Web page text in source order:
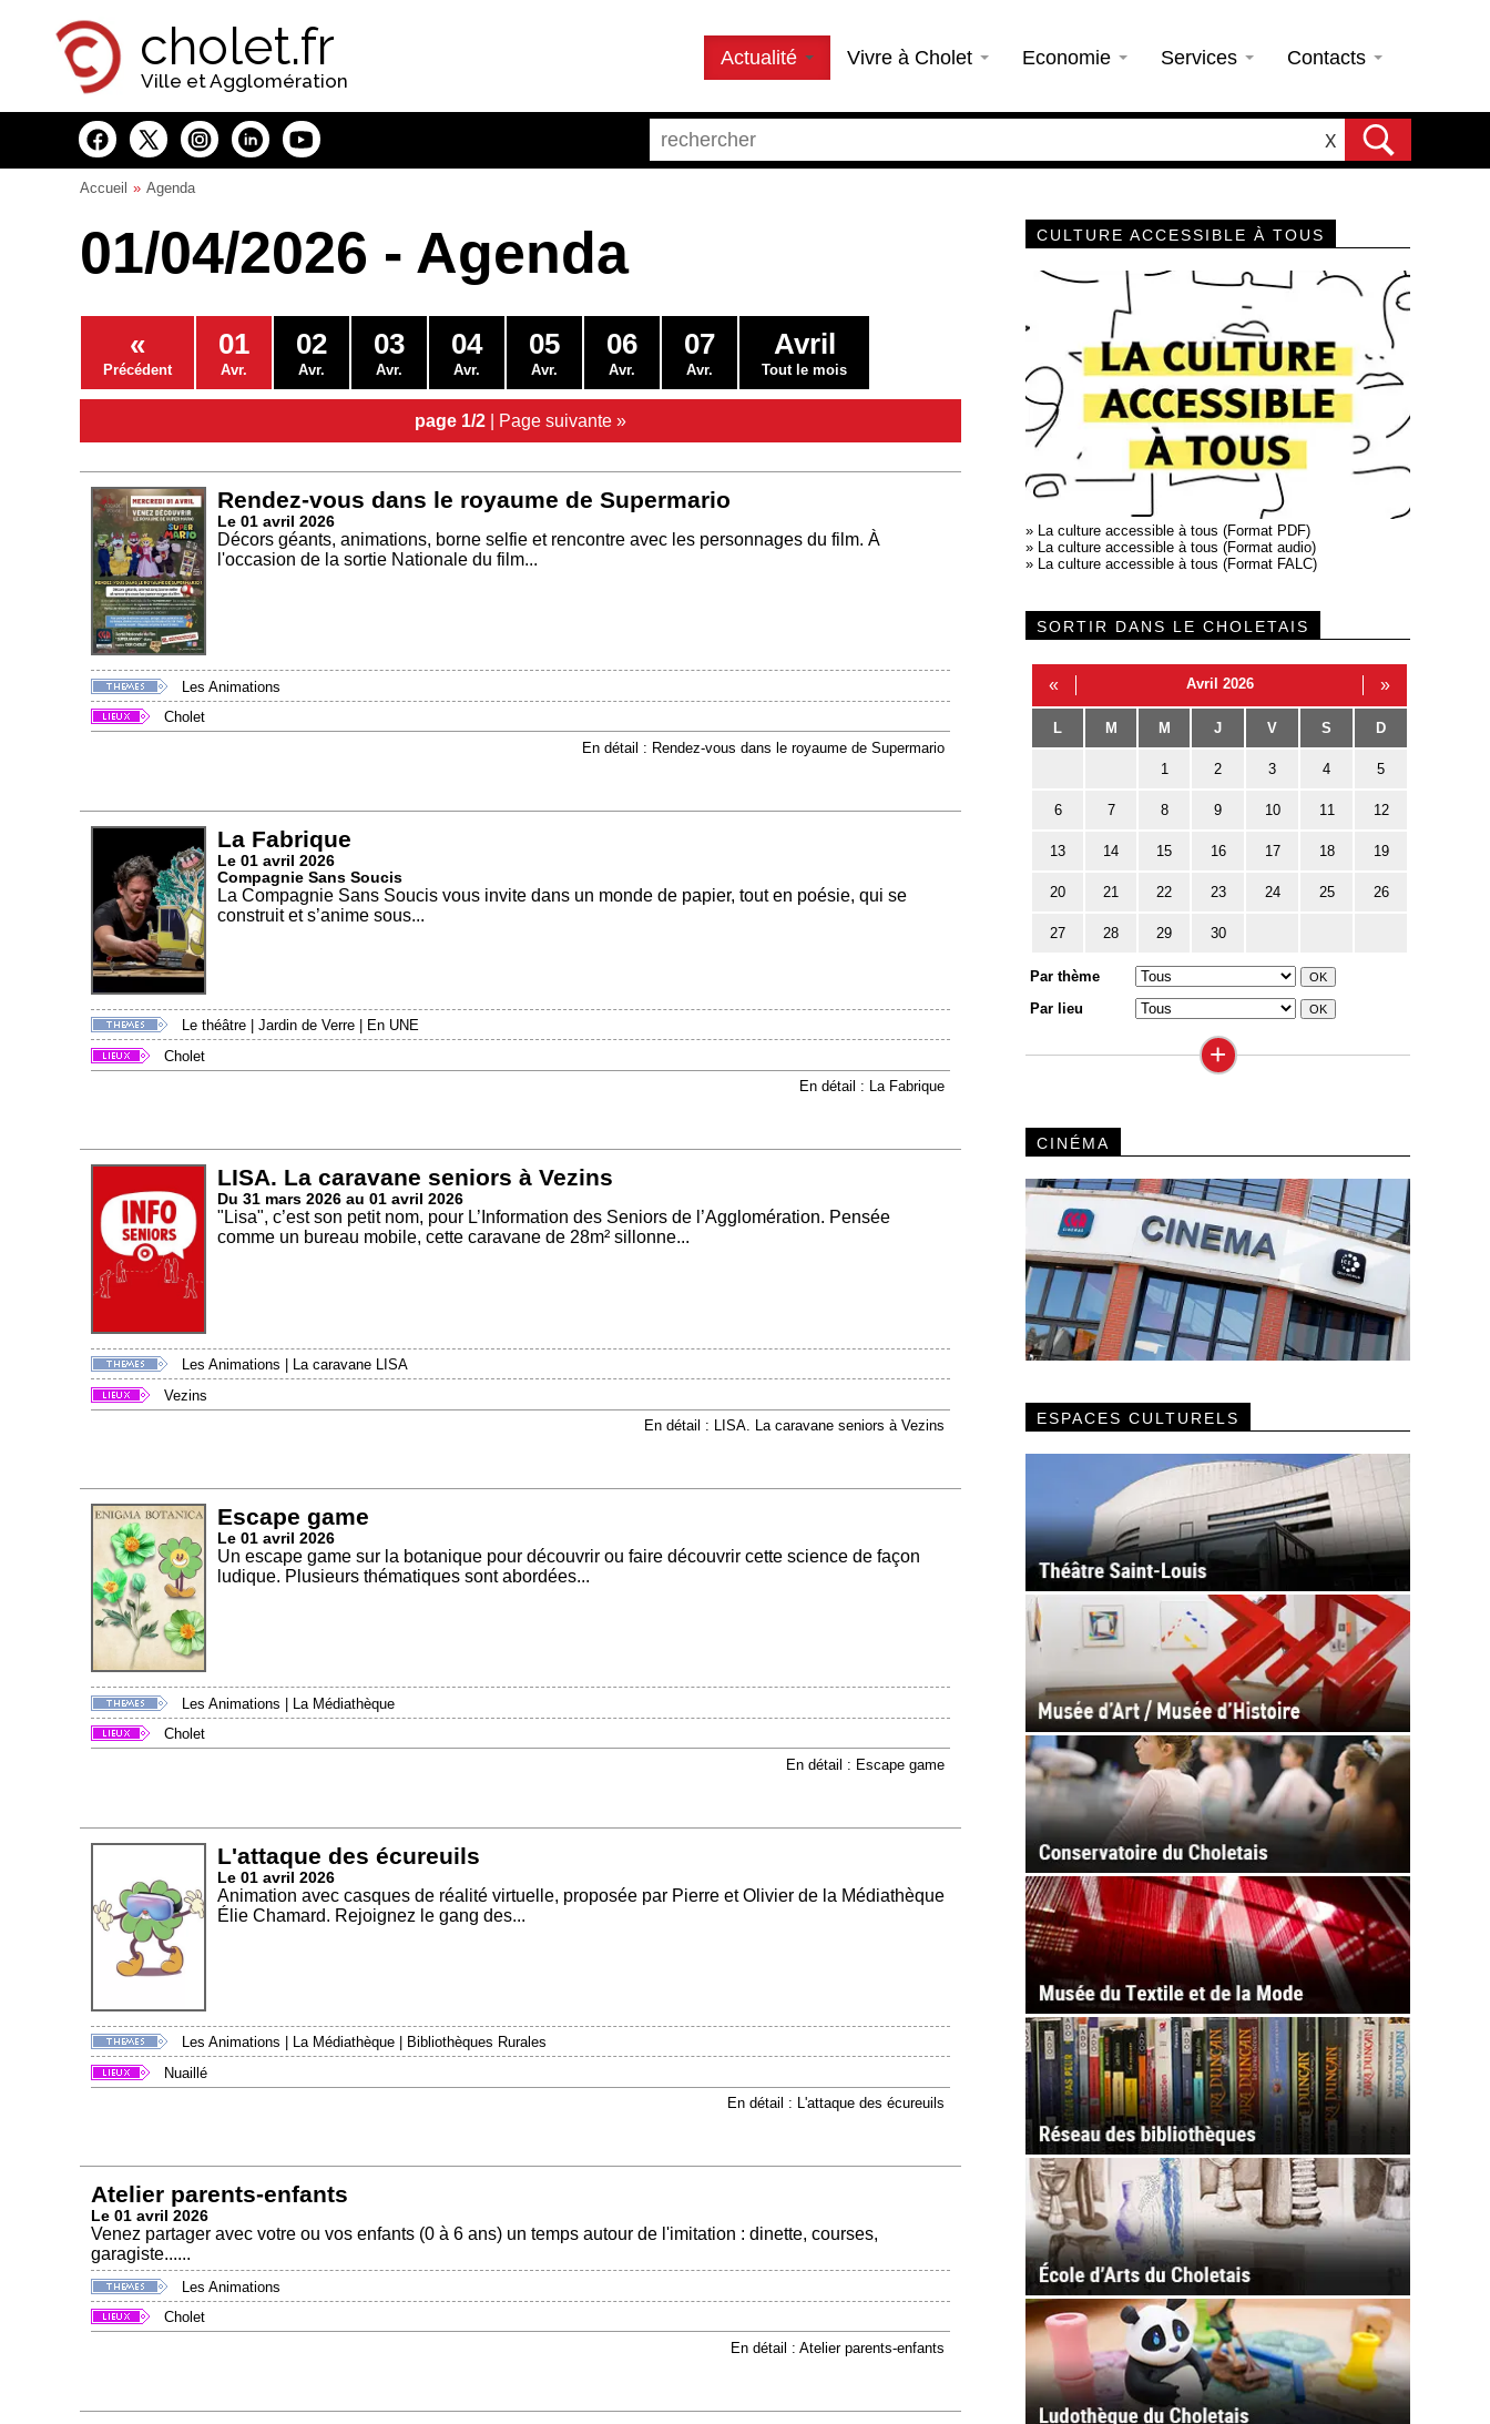
cholet.fr
Ville et Agglomération
Actualité Vivre à Cholet Economie Services Contacts
X
Accueil Agenda
01/04/2026 - Agenda
«
Précédent
01
Avr.
02
Avr.
03
Avr.
04
Avr.
05
Avr.
06
Avr.
07
Avr.
Avril
Tout le mois
page 1/2 | Page suivante »
Rendez-vous dans le royaume de Supermario
Le 01 avril 2026
Décors géants, animations, borne selfie et rencontre avec les personnages du film. À
l'occasion de la sortie Nationale du film...
Les Animations
Cholet
En détail : Rendez-vous dans le royaume de Supermario
La Fabrique
Le 01 avril 2026
Compagnie Sans Soucis
La Compagnie Sans Soucis vous invite dans un monde de papier, tout en poésie, qui se
construit et s’anime sous...
Le théâtre Jardin de Verre
En UNE
Cholet
En détail : La Fabrique
LISA. La caravane seniors à Vezins
Du 31 mars 2026 au 01 avril 2026
"Lisa", c’est son petit nom, pour L’Information des Seniors de l’Agglomération. Pensée
comme un bureau mobile, cette caravane de 28m² sillonne...
Les Animations
La caravane LISA
Vezins
En détail : LISA. La caravane seniors à Vezins
Escape game
Le 01 avril 2026
Un escape game sur la botanique pour découvrir ou faire découvrir cette science de façon
ludique. Plusieurs thématiques sont abordées...
Les Animations | La Médiathèque
Cholet
En détail : Escape game
L'attaque des écureuils
Le 01 avril 2026
Animation avec casques de réalité virtuelle, proposée par Pierre et Olivier de la Médiathèque
Élie Chamard. Rejoignez le gang des...
Les Animations La Médiathèque
Bibliothèques Rurales
Nuaillé
En détail : L'attaque des écureuils
Atelier parents-enfants
Le 01 avril 2026
Venez partager avec votre ou vos enfants (0 à 6 ans) un temps autour de l'imitation : dinette, courses,
garagiste......
Les Animations
Cholet
En détail : Atelier parents-enfants
CULTURE ACCESSIBLE À TOUS
» La culture accessible à tous (Format PDF)
» La culture accessible à tous (Format audio)
» La culture accessible à tous (Format FALC)
SORTIR DANS LE CHOLETAIS
« Avril 2026 »
L M M J V S D
1 2 3 4 5
6 7 8 9 10 11 12
13 14 15 16 17 18 19
20 21 22 23 24 25 26
27 28 29 30
Par thème
Par lieu
+
CINÉMA
ESPACES CULTURELS